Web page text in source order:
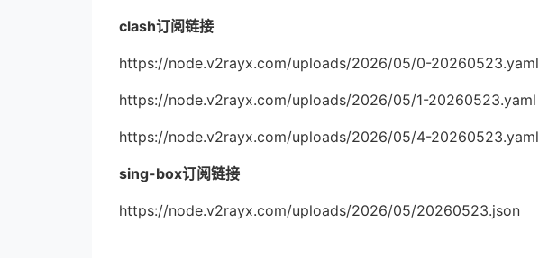
clash订阅链接
https://node.v2rayx.com/uploads/2026/05/0-20260523.yaml
https://node.v2rayx.com/uploads/2026/05/1-20260523.yaml
https://node.v2rayx.com/uploads/2026/05/4-20260523.yaml
sing-box订阅链接
https://node.v2rayx.com/uploads/2026/05/20260523.json